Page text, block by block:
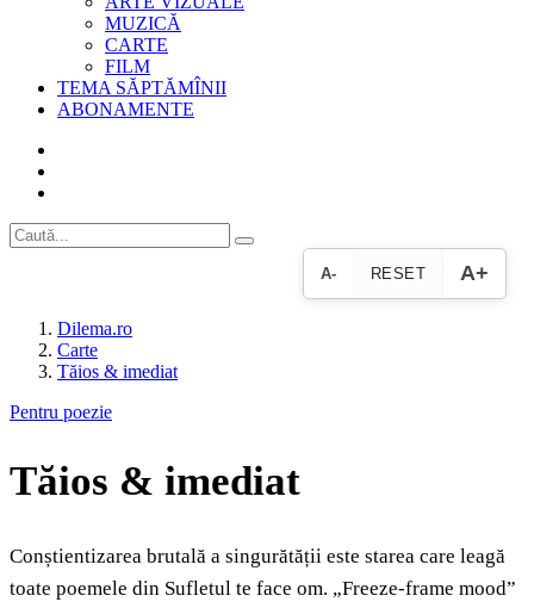
MUZICĂ
CARTE
FILM
TEMA SĂPTĂMÎNII
ABONAMENTE
A- RESET A+
Dilema.ro
Carte
Tăios & imediat
Pentru poezie
Tăios & imediat
Conștientizarea brutală a singurătății este starea care leagă
toate poemele din Sufletul te face om. „Freeze-frame mood”